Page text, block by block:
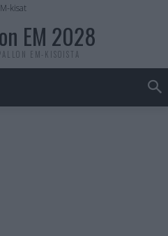
kisat
EM 2028
EM-KISOISTA